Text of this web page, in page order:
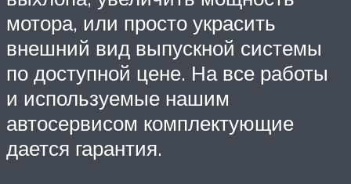
мотора, или просто украсить
внешний вид выпускной системы
по доступной цене. На все работы
и используемые нашим
автосервисом комплектующие
дается гарантия.